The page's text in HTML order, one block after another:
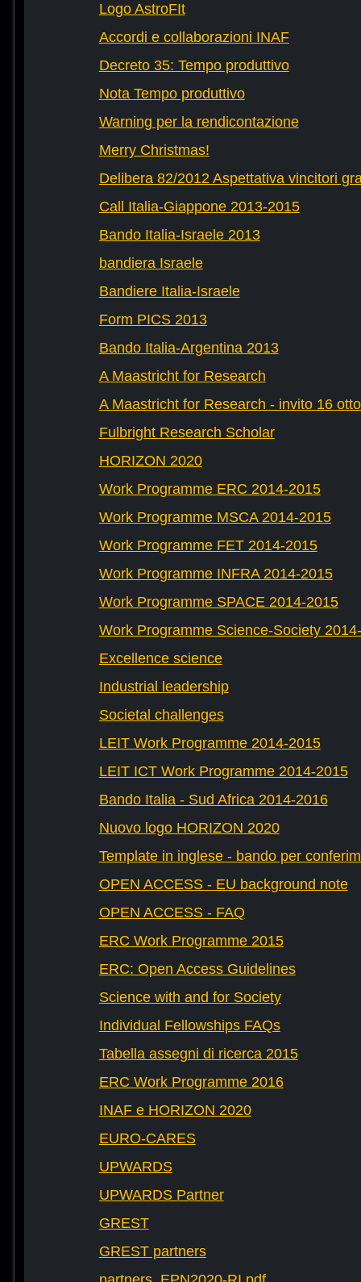
Logo AstroFIt
Accordi e collaborazioni INAF
Decreto 35: Tempo produttivo
Nota Tempo produttivo
Warning per la rendicontazione
Merry Christmas!
Delibera 82/2012 Aspettativa vincitori
Call Italia-Giappone 2013-2015
Bando Italia-Israele 2013
bandiera Israele
Bandiere Italia-Israele
Form PICS 2013
Bando Italia-Argentina 2013
A Maastricht for Research
A Maastricht for Research - invito 16
Fulbright Research Scholar
HORIZON 2020
Work Programme ERC 2014-2015
Work Programme MSCA 2014-2015
Work Programme FET 2014-2015
Work Programme INFRA 2014-2015
Work Programme SPACE 2014-2015
Work Programme Science-Society
Excellence science
Industrial leadership
Societal challenges
LEIT Work Programme 2014-2015
LEIT ICT Work Programme 2014-2015
Bando Italia - Sud Africa 2014-2016
Nuovo logo HORIZON 2020
Template in inglese - bando per
OPEN ACCESS - EU background note
OPEN ACCESS - FAQ
ERC Work Programme 2015
ERC: Open Access Guidelines
Science with and for Society
Individual Fellowships FAQs
Tabella assegni di ricerca 2015
ERC Work Programme 2016
INAF e HORIZON 2020
EURO-CARES
UPWARDS
UPWARDS Partner
GREST
GREST partners